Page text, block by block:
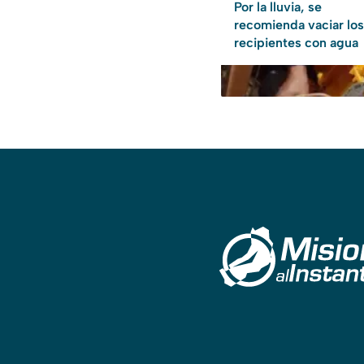
Por la lluvia, se
recomienda vaciar los
recipientes con agua